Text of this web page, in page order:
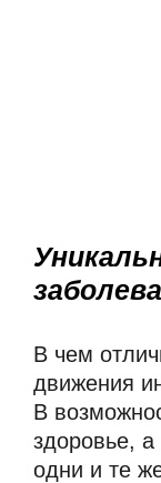
В чем
движения
В
здоровье,
одни и те